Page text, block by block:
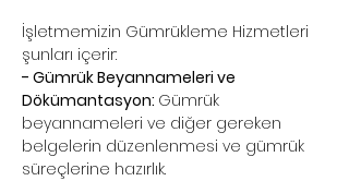
İşletmemizin Gümrükleme Hizmetleri
şunları içerir:
- Gümrük Beyannameleri ve
Dökümantasyon: Gümrük
beyannameleri ve diğer gereken
belgelerin düzenlenmesi ve gümrük
süreçlerine hazırlık.